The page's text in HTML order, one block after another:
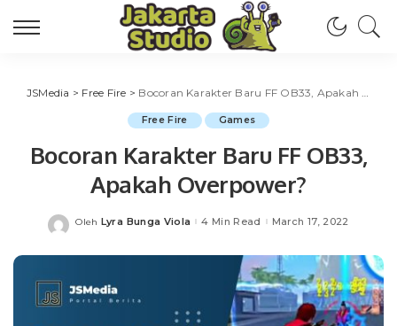
JSMedia > Free Fire > Bocoran Karakter Baru FF OB33, Apakah Overpower?
Free Fire Games
Bocoran Karakter Baru FF OB33,
Apakah Overpower?
Posted
Oleh Lyra Bunga Viola 4 Min Read March 17, 2022